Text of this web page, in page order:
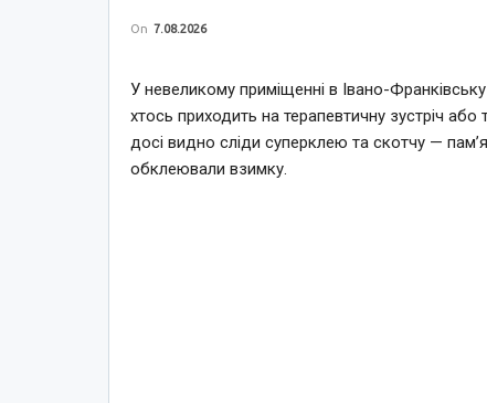
On 7.08.2026
У невеликому приміщенні в Івано-
хтось приходить на терапевтичну зустріч
досі видно сліди суперклею та скотчу —
обклеювали взимку.